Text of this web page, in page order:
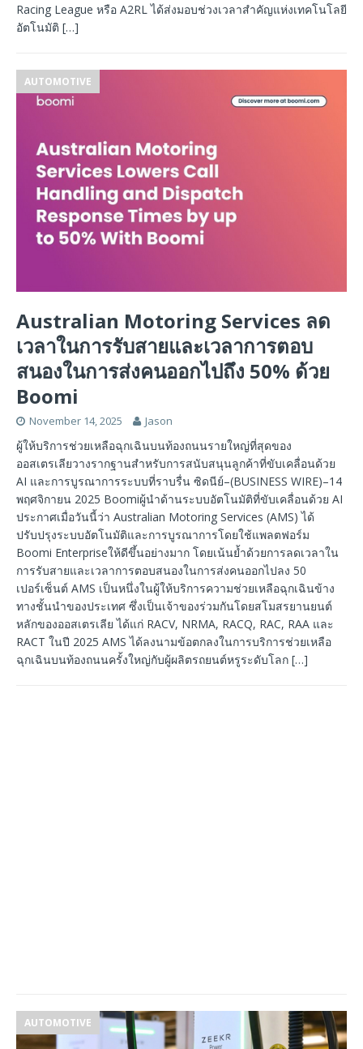
Racing League หรือ A2RL ได้ส่งมอบช่วงเวลาสำคัญแห่งเทคโนโลยี
อัตโนมัติ […]
AUTOMOTIVE
Australian Motoring Services ลด
เวลาในการรับสายและเวลาการตอบ
สนองในการส่งคนออกไปถึง 50% ด้วย
Boomi
November 14, 2025 Jason
ผู้ให้บริการช่วยเหลือฉุกเฉินบนท้องถนนรายใหญ่ที่สุดของ
ออสเตรเลียวางรากฐานสำหรับการสนับสนุนลูกค้าที่ขับเคลื่อนด้วย
AI และการบูรณาการระบบที่ราบรื่น ซิดนีย์–(BUSINESS WIRE)–14
พฤศจิกายน 2025 Boomiผู้นำด้านระบบอัตโนมัติที่ขับเคลื่อนด้วย AI
ประกาศเมื่อวันนี้ว่า Australian Motoring Services (AMS) ได้
ปรับปรุงระบบอัตโนมัติและการบูรณาการโดยใช้แพลตฟอร์ม
Boomi Enterpriseให้ดีขึ้นอย่างมาก โดยเน้นย้ำด้วยการลดเวลาใน
การรับสายและเวลาการตอบสนองในการส่งคนออกไปลง 50
เปอร์เซ็นต์ AMS เป็นหนึ่งในผู้ให้บริการความช่วยเหลือฉุกเฉินข้าง
ทางชั้นนำของประเทศ ซึ่งเป็นเจ้าของร่วมกันโดยสโมสรยานยนต์
หลักของออสเตรเลีย ได้แก่ RACV, NRMA, RACQ, RAC, RAA และ
RACT ในปี 2025 AMS ได้ลงนามข้อตกลงในการบริการช่วยเหลือ
ฉุกเฉินบนท้องถนนครั้งใหญ่กับผู้ผลิตรถยนต์หรูระดับโลก […]
AUTOMOTIVE